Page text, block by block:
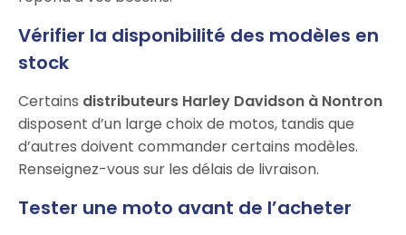
Vérifier la disponibilité des modèles en
stock
Certains distributeurs Harley Davidson à Nontron
disposent d’un large choix de motos, tandis que
d’autres doivent commander certains modèles.
Renseignez-vous sur les délais de livraison.
Tester une moto avant de l’acheter